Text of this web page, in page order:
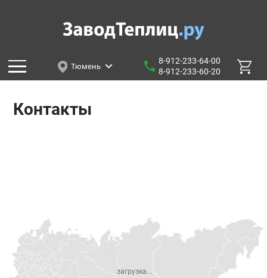
Тюмень
8-912-233-64-00
8-912-233-60-20
Контакты
загрузка...